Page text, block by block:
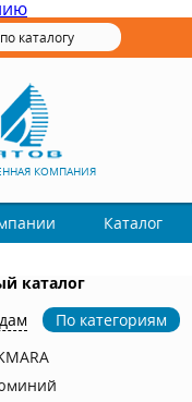
КОМПАНИЯ
Каталог
каталог
По категориям